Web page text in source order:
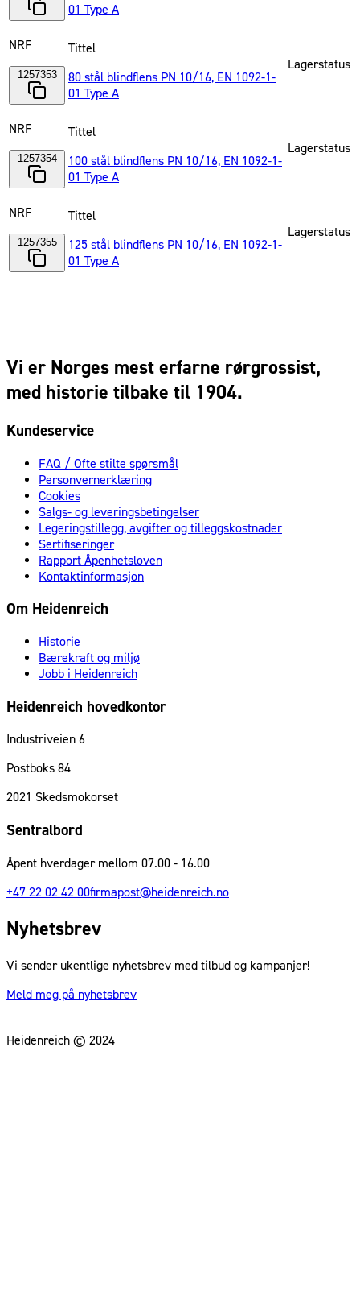
01 Type A
NRF
1257353
Tittel
80 stål blindflens PN 10/16, EN 1092-1-
01 Type A
Lagerstatus
NRF
1257354
Tittel
100 stål blindflens PN 10/16, EN 1092-1-
01 Type A
Lagerstatus
NRF
1257355
Tittel
125 stål blindflens PN 10/16, EN 1092-1-
01 Type A
Lagerstatus
Vi er Norges mest erfarne rørgrossist,
med historie tilbake til 1904.
Kundeservice
FAQ / Ofte stilte spørsmål
Personvernerklæring
Cookies
Salgs- og leveringsbetingelser
Legeringstillegg, avgifter og tilleggskostnader
Sertifiseringer
Rapport Åpenhetsloven
Kontaktinformasjon
Om Heidenreich
Historie
Bærekraft og miljø
Jobb i Heidenreich
Heidenreich hovedkontor
Industriveien 6
Postboks 84
2021 Skedsmokorset
Sentralbord
Åpent hverdager mellom 07.00 - 16.00
+47 22 02 42 00firmapost@heidenreich.no
Nyhetsbrev
Vi sender ukentlige nyhetsbrev med tilbud og kampanjer!
Meld meg på nyhetsbrev
Heidenreich © 2024